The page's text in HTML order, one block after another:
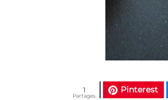
Pinterest
Partages
1